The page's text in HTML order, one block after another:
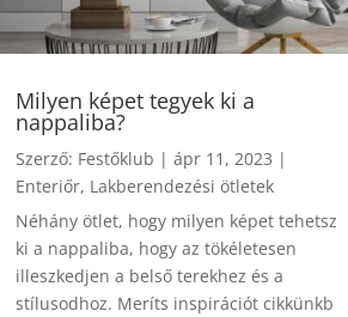
Milyen képet tegyek ki a
nappaliba?
Szerző: Festőklub | ápr 11, 2023 |
Enteriőr, Lakberendezési ötletek
Néhány ötlet, hogy milyen képet tehetsz
ki a nappaliba, hogy az tökéletesen
illeszkedjen a belső terekhez és a
stílusodhoz. Meríts inspirációt cikkünkb